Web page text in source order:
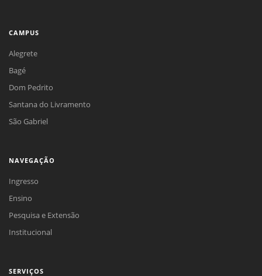
CAMPUS
Alegrete
Bagé
Dom Pedrito
Santana do Livramento
São Gabriel
NAVEGAÇÃO
Ingresso
Ensino
Pesquisa e Extensão
Institucional
SERVIÇOS